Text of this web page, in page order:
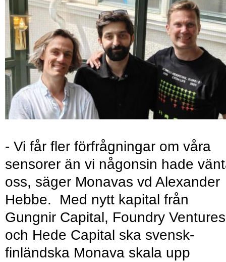
- Vi får fler förfrågningar om våra
sensorer än vi någonsin hade
oss, säger Monavas vd Alexander
Hebbe. Med nytt kapital från
Gungnir Capital, Foundry Ventures
och Hede Capital ska svensk-
finländska Monava skala upp